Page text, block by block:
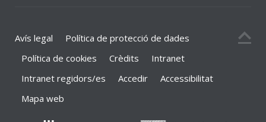
Avís legal
Política de protecció de dades
Política de cookies
Crèdits
Intranet
Intranet regidors/es
Accedir
Accessibilitat
Mapa web